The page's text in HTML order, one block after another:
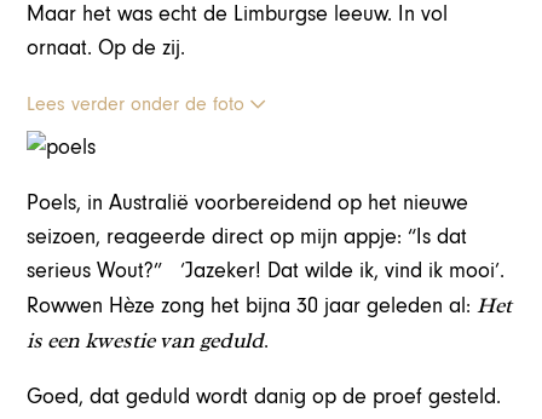
Maar het was echt de Limburgse leeuw. In vol
ornaat. Op de zij.
Lees verder onder de foto
Poels, in Australië voorbereidend op het nieuwe
seizoen, reageerde direct op mijn appje: “Is dat
serieus Wout?” ‘Jazeker! Dat wilde ik, vind ik mooi’.
Rowwen Hèze zong het bijna 30 jaar geleden al:Het
is een kwestie van geduld.
Goed, dat geduld wordt danig op de proef gesteld.